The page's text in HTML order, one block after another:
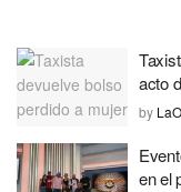
acto
by
en el